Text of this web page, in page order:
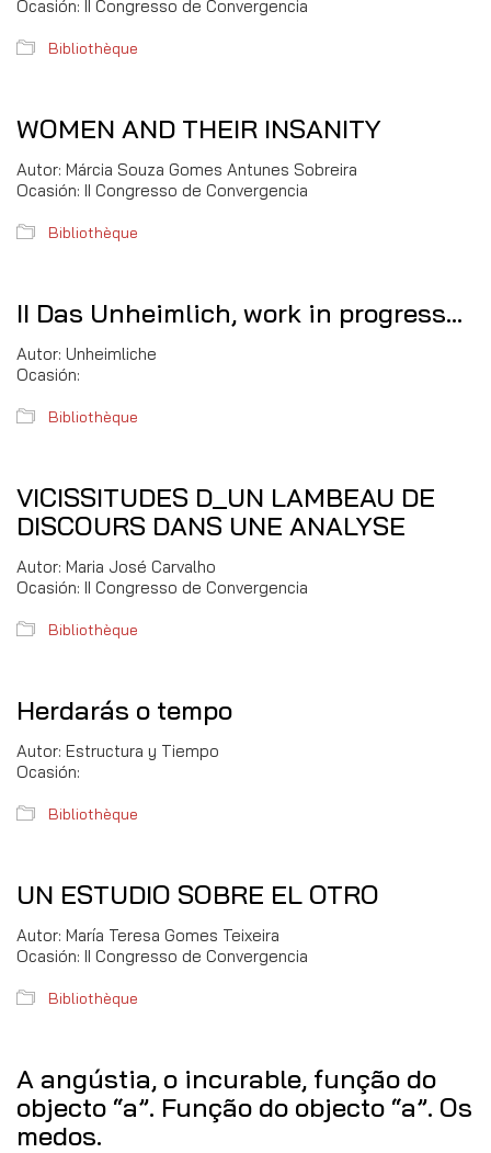
Ocasión: II Congresso de Convergencia
Bibliothèque
WOMEN AND THEIR INSANITY
Autor: Márcia Souza Gomes Antunes Sobreira
Ocasión: II Congresso de Convergencia
Bibliothèque
II Das Unheimlich, work in progress…
Autor: Unheimliche
Ocasión:
Bibliothèque
VICISSITUDES D_UN LAMBEAU DE
DISCOURS DANS UNE ANALYSE
Autor: Maria José Carvalho
Ocasión: II Congresso de Convergencia
Bibliothèque
Herdarás o tempo
Autor: Estructura y Tiempo
Ocasión:
Bibliothèque
UN ESTUDIO SOBRE EL OTRO
Autor: María Teresa Gomes Teixeira
Ocasión: II Congresso de Convergencia
Bibliothèque
A angústia, o incurable, função do
objecto “a”. Função do objecto “a”. Os
medos.